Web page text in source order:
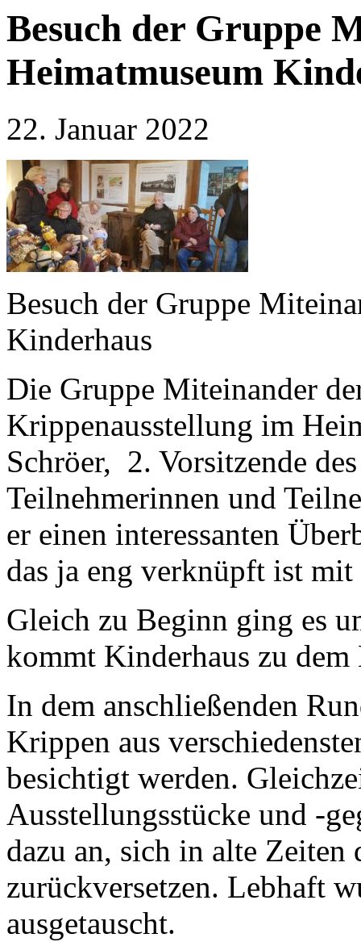
Besuch der Gruppe
Heimatmuseum
22. Januar 2022
Besuch der Gruppe
Kinderhaus
Die Gruppe Miteinander
Krippenausstellung im
Schröer, 2. Vorsitzende
Teilnehmerinnen und
er einen interessanten
das ja eng verknüpft ist
Gleich zu Beginn ging es
kommt Kinderhaus zu dem
In dem anschließenden
Krippen aus
besichtigt werden.
Ausstellungsstücke und -
dazu an, sich in alte Zeiten
zurückversetzen. Lebhaft
ausgetauscht.